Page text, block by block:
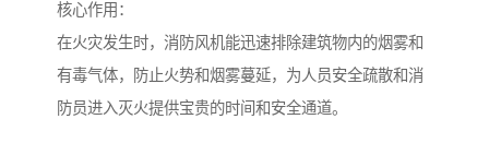
核心作用：
在火灾发生时，消防风机能迅速排除建筑物内的烟雾和
有毒气体，防止火势和烟雾蔓延，为人员安全疏散和消
防员进入灭火提供宝贵的时间和安全通道。